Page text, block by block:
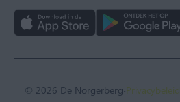
© 2026 De Norgerberg·Privacybeleid